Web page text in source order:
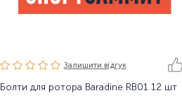
Залишити вiдгук
Болти для ротора Baradine RB01 12 шт